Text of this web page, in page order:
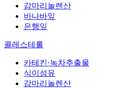
감마리놀렌산
바나바잎
은행잎
콜레스테롤
카테킨·녹차추출물
식이섬유
감마리놀렌산